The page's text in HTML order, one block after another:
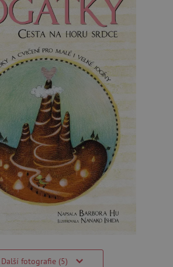
Další fotografie (5)